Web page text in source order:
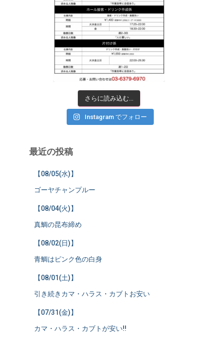
さらに読み込む...
Instagram でフォロー
最近の投稿
【08/05(水)】
ゴーヤチャンプルー
【08/04(火)】
真鯛の昆布締め
【08/02(日)】
青鯛はピンク色の白身
【08/01(土)】
引き続きカマ・ハラス・カブトお安い
【07/31(金)】
カマ・ハラス・カブトが安い!!